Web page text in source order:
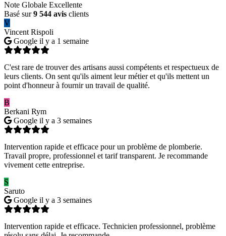
Note Globale Excellente
Basé sur9 544 avis clients
V
Vincent Rispoli
Google il y a 1 semaine
C'est rare de trouver des artisans aussi compétents et respectueux de
leurs clients. On sent qu'ils aiment leur métier et qu'ils mettent un
point d'honneur à fournir un travail de qualité.
B
Berkani Rym
Google il y a 3 semaines
Intervention rapide et efficace pour un problème de plomberie.
Travail propre, professionnel et tarif transparent. Je recommande
vivement cette entreprise.
S
Saruto
Google il y a 3 semaines
Intervention rapide et efficace. Technicien professionnel, problème